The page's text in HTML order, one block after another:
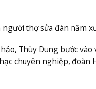
người thợ sửa đàn năm
Thùy Dung bước
chuyên nghiệp, đoàn